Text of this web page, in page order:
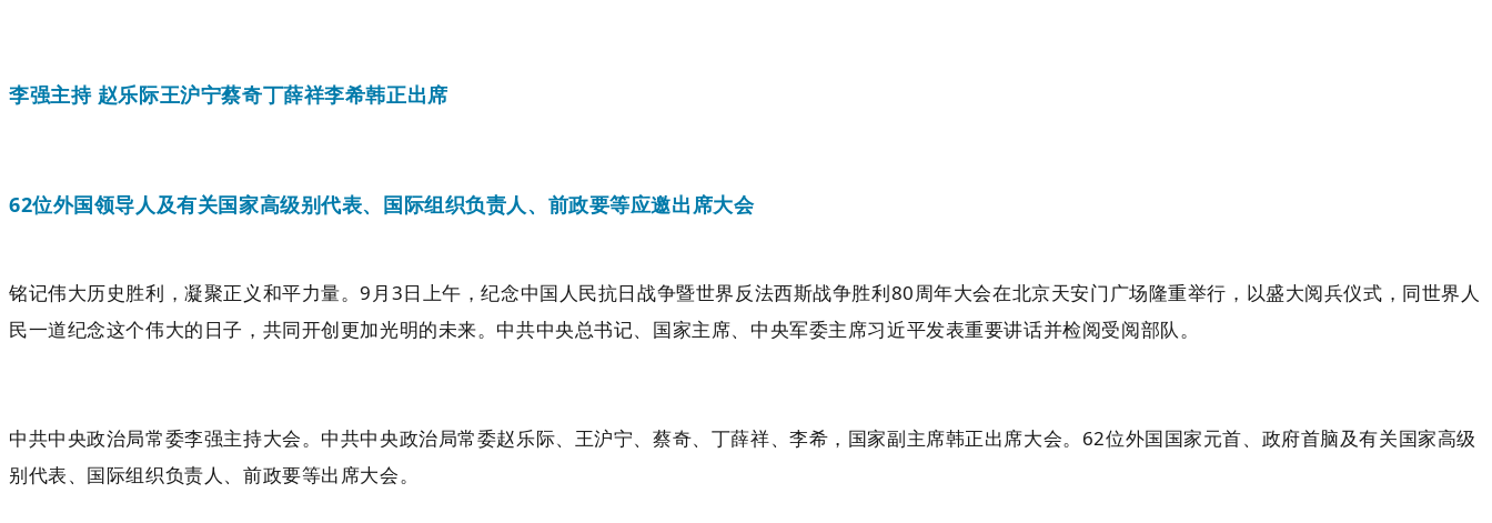
李强主持 赵乐际王沪宁蔡奇丁薛祥李希韩正出席
62位外国领导人及有关国家高级别代表、国际组织负责人、前政要等应邀出席大会
铭记伟大历史胜利，凝聚正义和平力量。9月3日上午，纪念中国人民抗日战争暨世界反法西斯战争胜利80周年大会在北京天安门广场隆重举行，以盛大阅兵仪式，同世界人
民一道纪念这个伟大的日子，共同开创更加光明的未来。中共中央总书记、国家主席、中央军委主席习近平发表重要讲话并检阅受阅部队。
中共中央政治局常委李强主持大会。中共中央政治局常委赵乐际、王沪宁、蔡奇、丁薛祥、李希，国家副主席韩正出席大会。62位外国国家元首、政府首脑及有关国家高级
别代表、国际组织负责人、前政要等出席大会。